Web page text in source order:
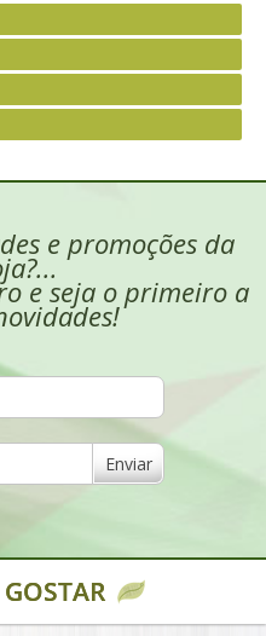
e promoções da
e seja o primeiro a
Enviar